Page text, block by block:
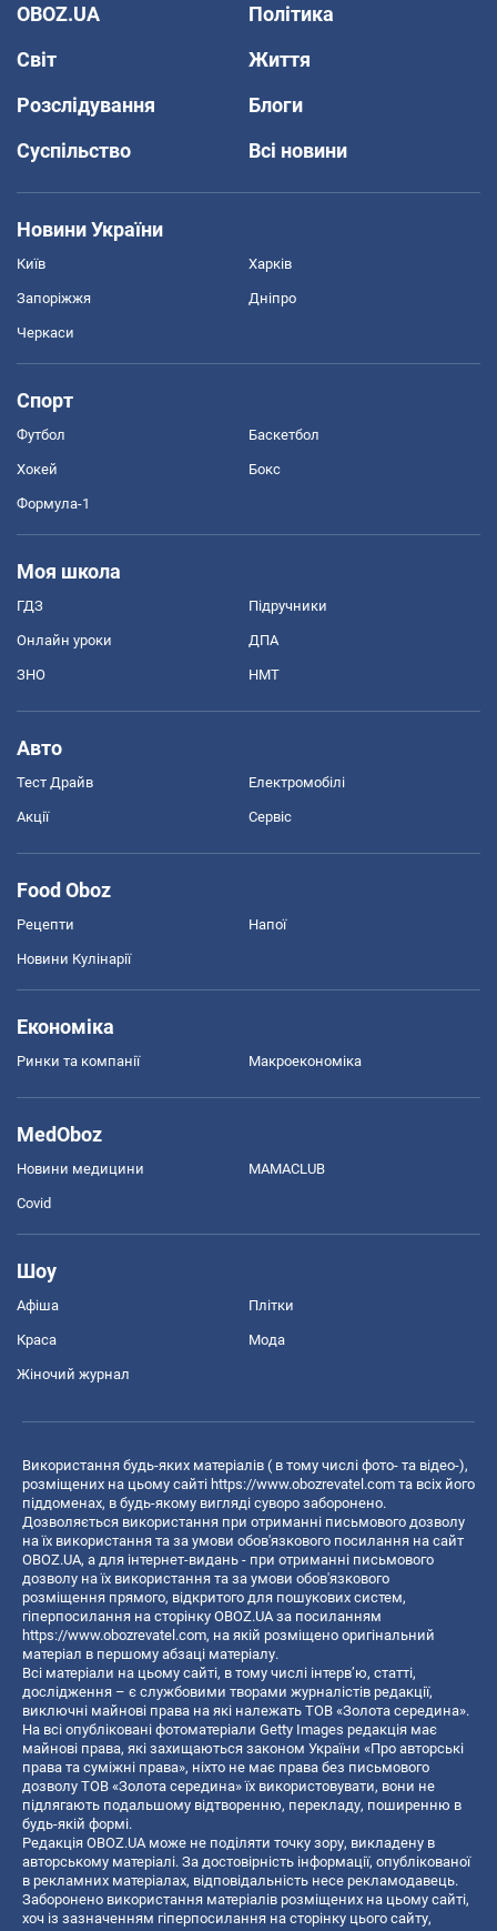
OBOZ.UA
Політика
Світ
Життя
Розслідування
Блоги
Суспільство
Всі новини
Новини України
Київ Харків
Запоріжжя Дніпро
Черкаси
Спорт
Футбол Баскетбол
Хокей Бокс
Формула-1
Моя школа
ГДЗ Підручники
Онлайн уроки ДПА
ЗНО НМТ
Авто
Тест Драйв Електромобілі
Акції Сервіс
Food Oboz
Рецепти Напої
Новини Кулінарії
Економіка
Ринки та компанії Макроекономіка
MedOboz
Новини медицини MAMACLUB
Covid
Шоу
Афіша Плітки
Краса Мода
Жіночий журнал
Використання будь-яких матеріалів ( в тому числі фото- та відео-),
розміщених на цьому сайті https://www.obozrevatel.com та всіх його
піддоменах, в будь-якому вигляді суворо заборонено.
Дозволяється використання при отриманні письмового дозволу
на їх використання та за умови обов'язкового посилання на сайт
OBOZ.UA, а для інтернет-видань - при отриманні письмового
дозволу на їх використання та за умови обов'язкового
розміщення прямого, відкритого для пошукових систем,
гіперпосилання на сторінку OBOZ.UA за посиланням
https://www.obozrevatel.com, на якій розміщено оригінальний
матеріал в першому абзаці матеріалу.
Всі матеріали на цьому сайті, в тому числі інтерв’ю, статті,
дослідження – є службовими творами журналістів редакції,
виключні майнові права на які належать ТОВ «Золота середина».
На всі опубліковані фотоматеріали Getty Images редакція має
майнові права, які захищаються законом України «Про авторські
права та суміжні права», ніхто не має права без письмового
дозволу ТОВ «Золота середина» їх використовувати, вони не
підлягають подальшому відтворенню, перекладу, поширенню в
будь-якій формі.
Редакція OBOZ.UA може не поділяти точку зору, викладену в
авторському матеріалі. За достовірність інформації, опублікованої
в рекламних матеріалах, відповідальність несе рекламодавець.
Заборонено використання матеріалів розміщених на цьому сайті,
хоч із зазначенням гіперпосилання на сторінку цього сайту,